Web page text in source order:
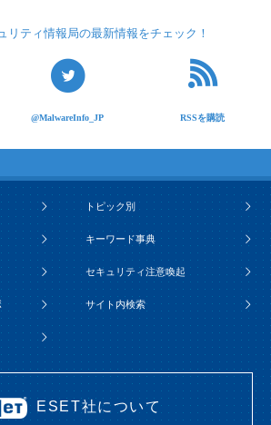
リティ情報局の最新情報をチェック！
@MalwareInfo_JP RSSを購読
トピック別
キーワード事典
セキュリティ注意喚起
サイト内検索
ESET社について